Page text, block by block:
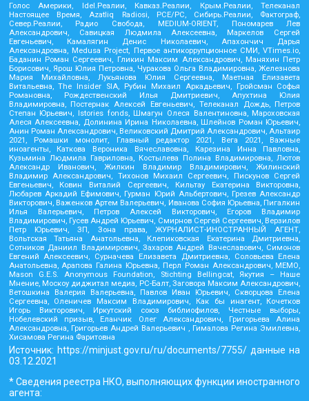
Голос Америки, Idel.Реалии, Кавказ.Реалии, Крым.Реалии, Телеканал
Настоящее Время, Azatliq Radiosi, PCE/PC, Сибирь.Реалии, Фактограф,
Север.Реалии, Радио Свобода, MEDIUM-ORIENT, Пономарев Лев
Александрович, Савицкая Людмила Алексеевна, Маркелов Сергей
Евгеньевич, Камалягин Денис Николаевич, Апахончич Дарья
Александровна, Medusa Project, Первое антикоррупционное СМИ, VTimes.io,
Баданин Роман Сергеевич, Гликин Максим Александрович, Маняхин Петр
Борисович, Ярош Юлия Петровна, Чуракова Ольга Владимировна, Железнова
Мария Михайловна, Лукьянова Юлия Сергеевна, Маетная Елизавета
Витальевна, The Insider SIA, Рубин Михаил Аркадьевич, Гройсман Софья
Романовна, Рождественский Илья Дмитриевич, Апухтина Юлия
Владимировна, Постернак Алексей Евгеньевич, Телеканал Дождь, Петров
Степан Юрьевич, Istories fonds, Шмагун Олеся Валентиновна, Мароховская
Алеся Алексеевна, Долинина Ирина Николаевна, Шлейнов Роман Юрьевич,
Анин Роман Александрович, Великовский Дмитрий Александрович, Альтаир
2021, Ромашки монолит, Главный редактор 2021, Вега 2021, Важные
иноагенты, Каткова Вероника Вячеславовна, Карезина Инна Павловна,
Кузьмина Людмила Гавриловна, Костылева Полина Владимировна, Лютов
Александр Иванович, Жилкин Владимир Владимирович, Жилинский
Владимир Александрович, Тихонов Михаил Сергеевич, Пискунов Сергей
Евгеньевич, Ковин Виталий Сергеевич, Кильтау Екатерина Викторовна,
Любарев Аркадий Ефимович, Гурман Юрий Альбертович, Грезев Александр
Викторович, Важенков Артем Валерьевич, Иванова София Юрьевна, Пигалкин
Илья Валерьевич, Петров Алексей Викторович, Егоров Владимир
Владимирович, Гусев Андрей Юрьевич, Смирнов Сергей Сергеевич, Верзилов
Петр Юрьевич, ЗП, Зона права, ЖУРНАЛИСТ-ИНОСТРАННЫЙ АГЕНТ,
Вольтская Татьяна Анатольевна, Клепиковская Екатерина Дмитриевна,
Сотников Даниил Владимирович, Захаров Андрей Вячеславович, Симонов
Евгений Алексеевич, Сурначева Елизавета Дмитриевна, Соловьева Елена
Анатольевна, Арапова Галина Юрьевна, Перл Роман Александрович, МЕМО,
Mason G.E.S. Anonymous Foundation, Stichting Bellingcat, Якутия – Наше
Мнение, Москоу диджитал медиа, РС-Балт, Заговора Максим Александрович,
Ветошкина Валерия Валерьевна, Павлов Иван Юрьевич, Скворцова Елена
Сергеевна, Оленичев Максим Владимирович, Как бы инагент, Кочетков
Игорь Викторович, Иркутский союз библиофилов, Честные выборы,
Нобелевский призыв, Еланчик Олег Александрович, Григорьева Алина
Александровна, Григорьев Андрей Валерьевич , Гималова Регина Эмилевна,
Хисамова Регина Фаритовна
Источник: https://minjust.gov.ru/ru/documents/7755/данные на
03.12.2021
* Сведения реестра НКО, выполняющих функции иностранного
агента: